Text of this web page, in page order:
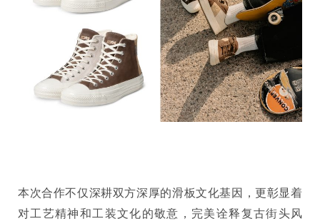
本次合作不仅深耕双方深厚的滑板文化基因，更彰显着
对工艺精神和工装文化的敬意，完美诠释复古街头风